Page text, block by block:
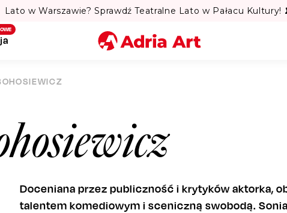
Lato w Warszawie? Sprawdź Teatralne Lato w Pałacu
Szukaj
Doceniana przez publiczność i krytyków aktorka,
talentem komediowym i sceniczną swobodą.